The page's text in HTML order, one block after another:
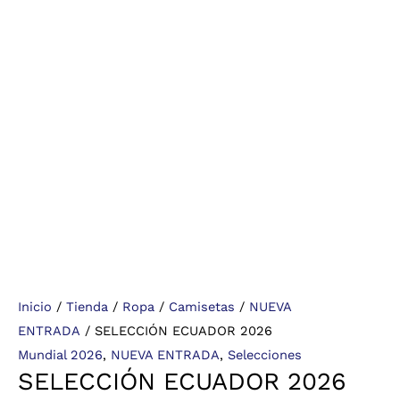
Inicio / Tienda / Ropa / Camisetas / NUEVA
ENTRADA / SELECCIÓN ECUADOR 2026
Mundial 2026, NUEVA ENTRADA, Selecciones
SELECCIÓN ECUADOR 2026